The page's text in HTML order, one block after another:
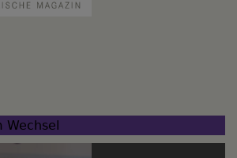
Wechsel